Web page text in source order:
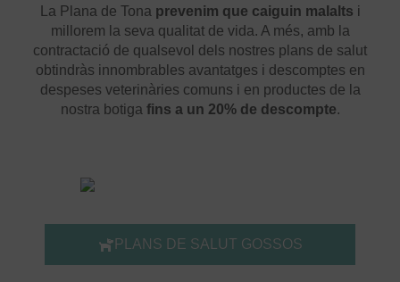
La Plana de Tona prevenim que caiguin malalts i
millorem la seva qualitat de vida. A més, amb la
contractació de qualsevol dels nostres plans de salut
obtindràs innombrables avantatges i descomptes en
despeses veterinàries comuns i en productes de la
nostra botiga fins a un 20% de descompte.
PLANS DE SALUT GOSSOS